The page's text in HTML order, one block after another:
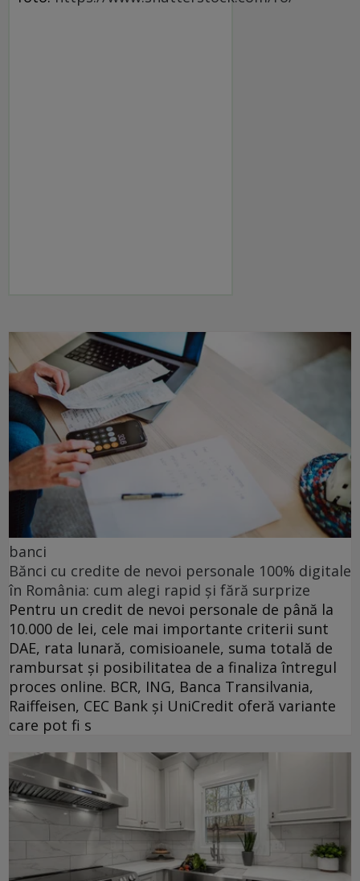
banci
Bănci cu credite de nevoi personale 100% digitale
în România: cum alegi rapid și fără surprize
Pentru un credit de nevoi personale de până la
10.000 de lei, cele mai importante criterii sunt
DAE, rata lunară, comisioanele, suma totală de
rambursat și posibilitatea de a finaliza întregul
proces online. BCR, ING, Banca Transilvania,
Raiffeisen, CEC Bank și UniCredit oferă variante
care pot fi s